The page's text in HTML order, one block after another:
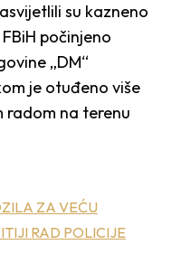
su kazneno
počinjeno
„DM“
je otuđeno više
na terenu